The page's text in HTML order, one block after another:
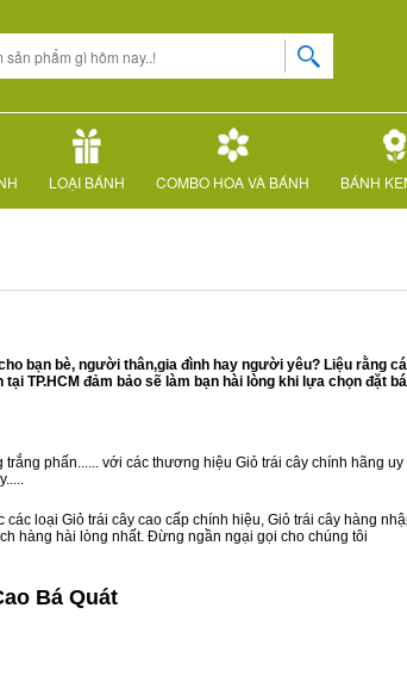
LOẠI BÁNH COMBO HOA VÀ BÁNH BÁNH
bạn bè, người thân,gia đình hay người yêu? Liệu rằng
TP.HCM đảm bảo sẽ làm bạn hài lòng khi lựa chọn đặt
phấn...... với các thương hiệu Giỏ trái cây chính hãng
các loại Giỏ trái cây cao cấp chính hiệu, Giỏ trái cây hàng
hàng hài lòng nhất. Đừng ngần ngại gọi cho chúng tôi
Bá Quát